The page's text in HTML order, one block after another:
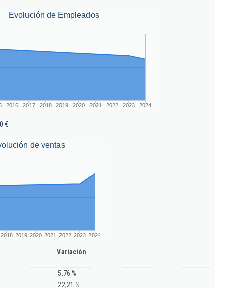
Evolución de Empleados
2016 2017 2018 2019 2020 2021 2022 2023 2024
€
de ventas
2018 2019 2020 2021 2022 2023 2024
Variación
5,76 %
22,21 %